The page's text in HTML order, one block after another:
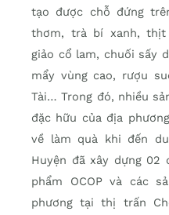
tạo được chỗ đứng
thơm, trà bí xanh,
giảo cổ lam, chuối sấy
mẩy vùng cao, rượu
Tài… Trong đó, nhiều
đặc hữu của địa
về làm quà khi đến
Huyện đã xây dựng 02
phẩm OCOP và các
phương tại thị trấn